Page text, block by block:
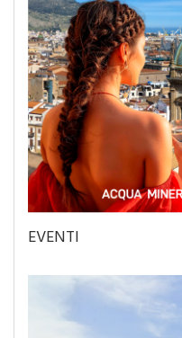
EVENTI